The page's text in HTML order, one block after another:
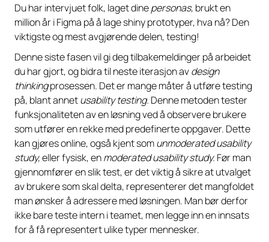
Du har intervjuet folk, laget dinepersonas, brukt en
million år i Figma på å lage shiny prototyper, hva nå? Den
viktigste og mest avgjørende delen, testing!
Denne siste fasen vil gi deg tilbakemeldinger på arbeidet
du har gjort, og bidra til neste iterasjon avdesign
thinkingprosessen. Det er mange måter å utføre testing
på, blant annetusability testing. Denne metoden tester
funksjonaliteten av en løsning ved å observere brukere
som utfører en rekke med predefinerte oppgaver. Dette
kan gjøres online, også kjent somunmoderated usability
study,eller fysisk, enmoderated usability study. Før man
gjennomfører en slik test, er det viktig å sikre at utvalget
av brukere som skal delta, representerer det mangfoldet
man ønsker å adressere med løsningen. Man bør derfor
ikke bare teste intern i teamet, men legge inn en innsats
for å få representert ulike typer mennesker.